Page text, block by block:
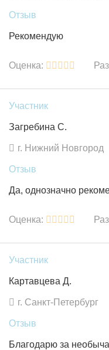
Отзыв
Рекомендую
Оценка:
Участник
Загребина С.
г. Нижний Новгород
Отзыв
Да, однозначно
Оценка:
Участник
Картавцева Д.
г. Санкт-Петербург
Отзыв
Благодарю за